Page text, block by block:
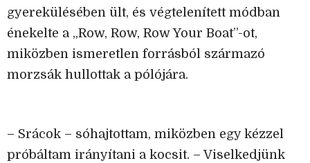
gyerekülésében ült, és végtelenített módban
énekelte a „Row, Row, Row Your Boat”-ot,
miközben ismeretlen forrásból származó
morzsák hullottak a pólójára.
– Srácok – sóhajtottam, miközben egy kézzel
próbáltam irányítani a kocsit. – Viselkedjünk